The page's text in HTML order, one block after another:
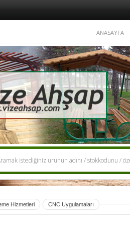
ANASAYFA
Hizmetleri CNC Uygulamaları